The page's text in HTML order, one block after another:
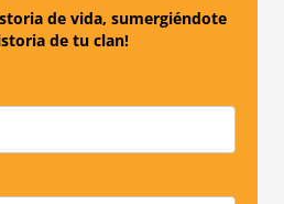
de vida, sumergiéndote
de tu clan!